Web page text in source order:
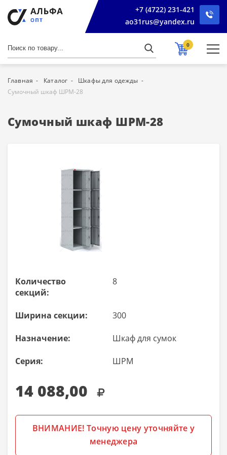
+7 (4722) 231-421
ao31rus@yandex.ru
0
Главная Каталог
Шкафы для одежды
Сумочный шкаф ШРМ-28
Сумочный шкаф ШРМ-28
Количество
секций:
8
Ширина секции: 300
Назначение: Шкаф для сумок
Серия: ШРМ
14 088,00
ВНИМАНИЕ! Точную цену уточняйте у
менеджера